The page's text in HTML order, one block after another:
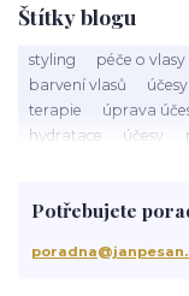
Štítky blogu
styling péče o vlasy
barvení vlasů
terapie
úprava
hydratace
účesy
třepění vlasů
kortikoidy
objem
Potřebujete